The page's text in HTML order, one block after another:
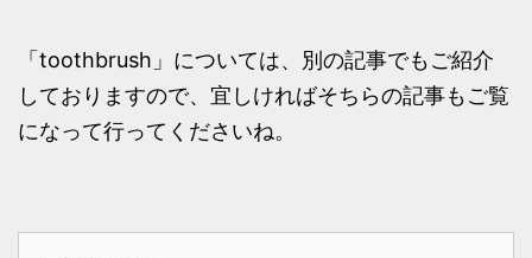
「toothbrush」については、別の記事でもご紹介
しておりますので、宜しければそちらの記事もご覧
になって行ってくださいね。